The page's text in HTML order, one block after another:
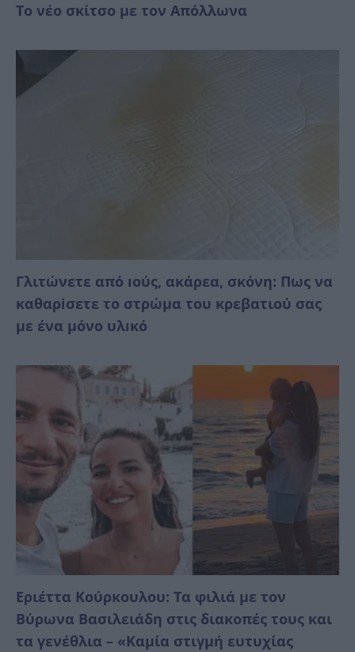
Το νέο σκίτσο με τον Απόλλωνα
Γλιτώνετε από ıούς, ακάρεα, σκόνη: Πως να
καθαρiσετε το στρώμα του κρεβατιού σας
με ένα μόνο υλıκό
Εριέττα Κούρκουλου: Τα φιλιά με τον
Βύρωνα Βασιλειάδη στις διακοπές τους και
τα γενέθλια – «Καμία στιγμή ευτυχίας